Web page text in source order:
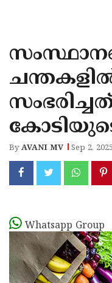
KANNUR
KASARAGOD
ByAVANI MV Sep 2,
Whatsapp Group